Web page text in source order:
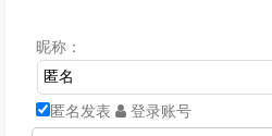
昵称：
匿名发表 登录账号